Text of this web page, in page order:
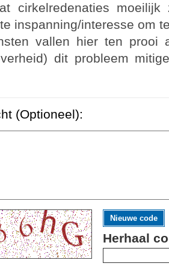
cirkelredenaties
inspanning/interesse om
vallen hier ten prooi
dit probleem
(Optioneel):
Nieuwe code
Herhaal